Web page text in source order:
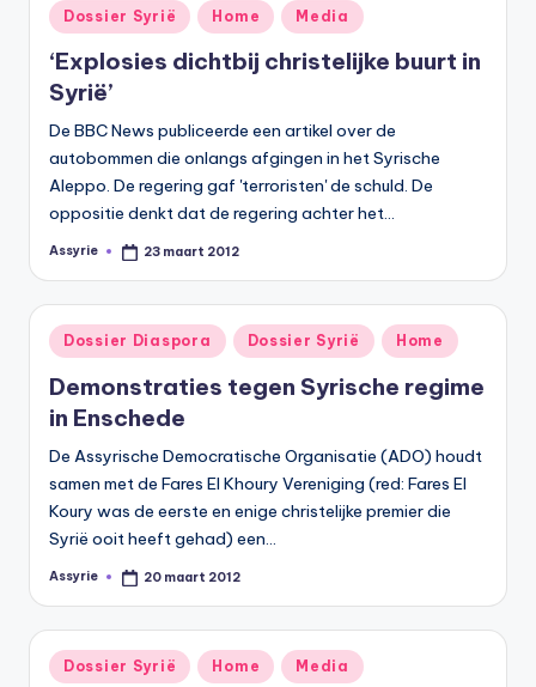
Geplaatst
in
Dossier Syrië Home Media
‘Explosies dichtbij christelijke buurt in
Syrië’
De BBC News publiceerde een artikel over de
autobommen die onlangs afgingen in het Syrische
Aleppo. De regering gaf 'terroristen' de schuld. De
oppositie denkt dat de regering achter het…
Geplaatst
Assyrie 23 maart 2012
Geplaatst
Dossier Diaspora Dossier Syrië Home
Demonstraties tegen Syrische regime
in Enschede
De Assyrische Democratische Organisatie (ADO) houdt
samen met de Fares El Khoury Vereniging (red: Fares El
Koury was de eerste en enige christelijke premier die
Syrië ooit heeft gehad) een…
Geplaatst
Assyrie 20 maart 2012
Geplaatst
Dossier Syrië Home Media